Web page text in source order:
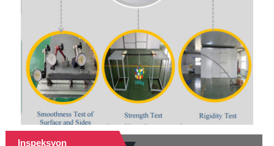
Inspeksyon